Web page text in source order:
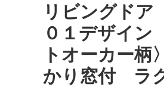
リビングド
０１デザイ
トオーカー
かり窓付 ラ